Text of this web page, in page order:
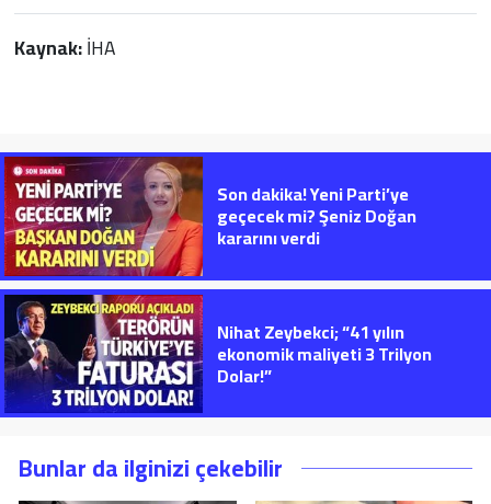
Kaynak:İHA
Son dakika! Yeni Parti’ye
geçecek mi? Şeniz Doğan
kararını verdi
Nihat Zeybekci; “41 yılın
ekonomik maliyeti 3 Trilyon
Dolar!”
Bunlar da ilginizi çekebilir